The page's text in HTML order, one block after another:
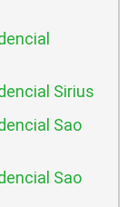
Sirius
Sao
Sao